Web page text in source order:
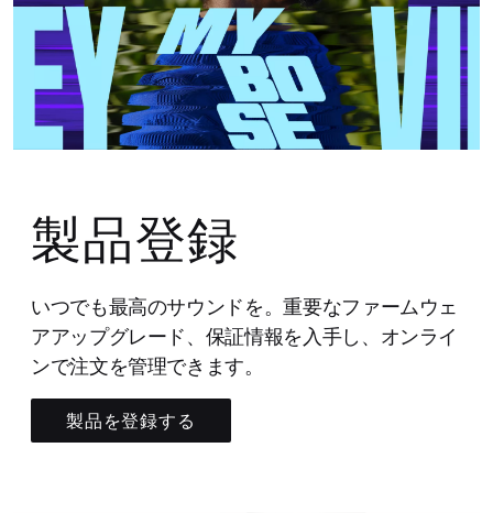
製品登録
いつでも最高のサウンドを。重要なファームウェ
アアップグレード、保証情報を入手し、オンライ
ンで注文を管理できます。
製品を登録する